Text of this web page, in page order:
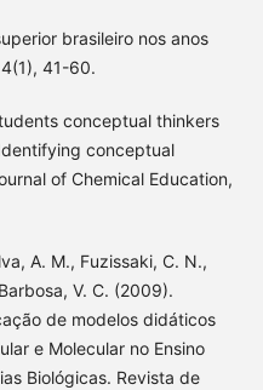
brasileiro nos anos
41-60.
conceptual thinkers
conceptual
of Chemical Education,
A. M., Fuzissaki, C. N.,
V. C. (2009).
de modelos didáticos
e Molecular no Ensino
Biológicas. Revista de